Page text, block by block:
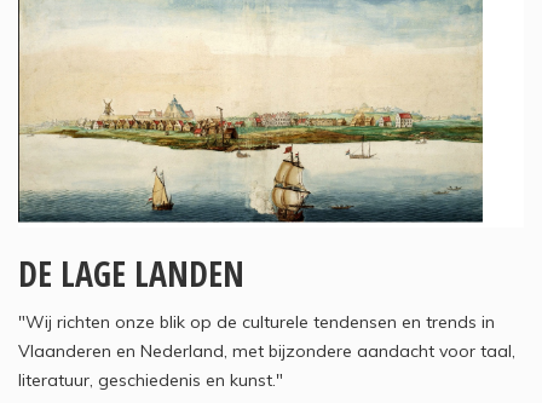
DE LAGE LANDEN
"Wij richten onze blik op de culturele tendensen en trends in
Vlaanderen en Nederland, met bijzondere aandacht voor taal,
literatuur, geschiedenis en kunst."